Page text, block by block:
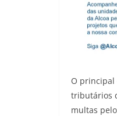
O principal
tributários
multas